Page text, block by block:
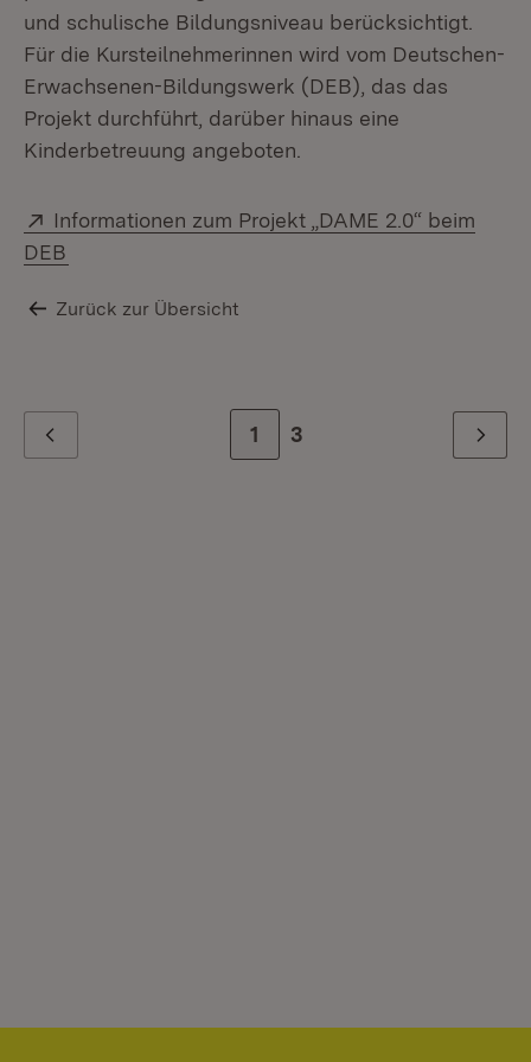
und schulische Bildungsniveau berücksichtigt.
Für die Kursteilnehmerinnen wird vom Deutschen-
Erwachsenen-Bildungswerk (DEB), das das
Projekt durchführt, darüber hinaus eine
Kinderbetreuung angeboten.
Extern:
Informationen zum Projekt „DAME 2.0“ beim
DEB
Zurück zur Übersicht
Zur Seite
1 Zur letzten Seite
3 Weiter